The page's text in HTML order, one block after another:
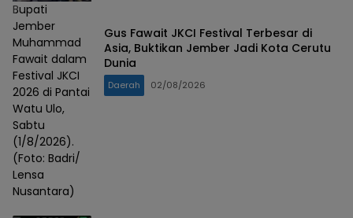
Bupati
Jember
Muhammad
Fawait dalam
Festival JKCI
2026 di Pantai
Watu Ulo,
Sabtu
(1/8/2026).
(Foto: Badri/
Lensa
Nusantara)
Gus Fawait JKCI Festival Terbesar di
Asia, Buktikan Jember Jadi Kota Cerutu
Dunia
Daerah 02/08/2026